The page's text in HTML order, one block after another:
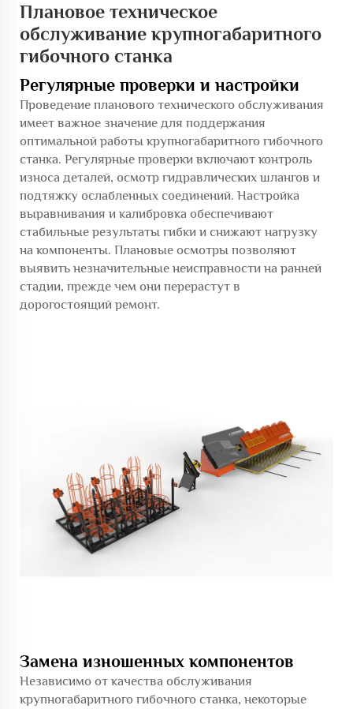
Плановое техническое
обслуживание крупногабаритного
гибочного станка
Регулярные проверки и настройки
Проведение планового технического обслуживания
имеет важное значение для поддержания
оптимальной работы крупногабаритного гибочного
станка. Регулярные проверки включают контроль
износа деталей, осмотр гидравлических шлангов и
подтяжку ослабленных соединений. Настройка
выравнивания и калибровка обеспечивают
стабильные результаты гибки и снижают нагрузку
на компоненты. Плановые осмотры позволяют
выявить незначительные неисправности на ранней
стадии, прежде чем они перерастут в
дорогостоящий ремонт.
Замена изношенных компонентов
Независимо от качества обслуживания
крупногабаритного гибочного станка, некоторые